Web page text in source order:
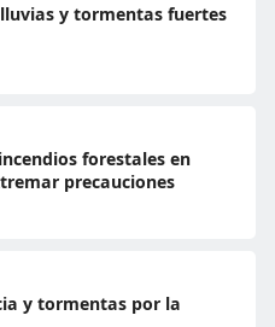
y tormentas fuertes
forestales en
precauciones
y tormentas por la